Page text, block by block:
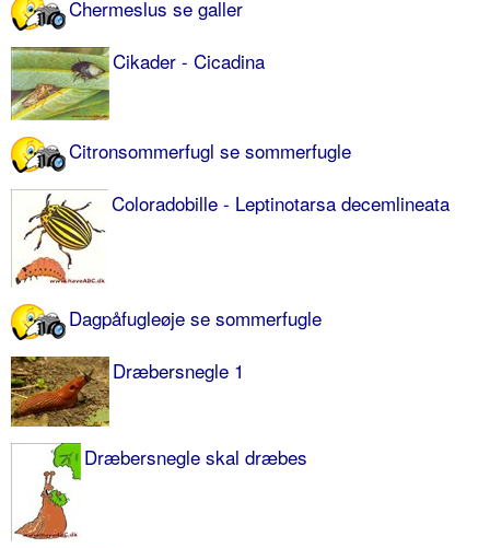
Chermeslus se galler
Cikader - Cicadina
Citronsommerfugl se sommerfugle
Coloradobille - Leptinotarsa decemli­neata
Dagpåfugleøje se sommerfugle
Dræbersnegle 1
Dræbersnegle skal dræbes